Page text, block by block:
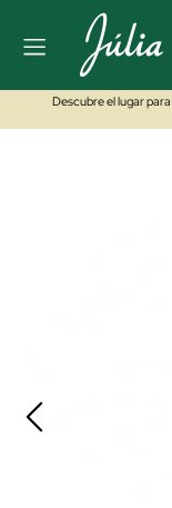
Descubre el lugar